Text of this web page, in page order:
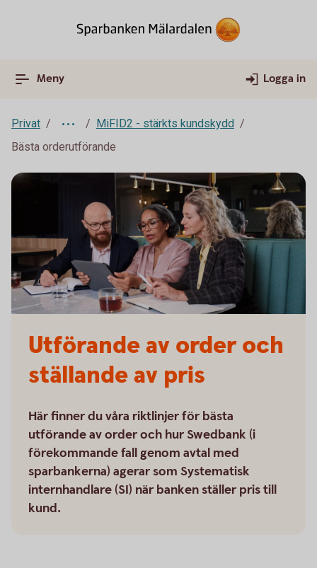
Meny Logga in
Privat
MiFID2 - stärkts kundskydd
Bästa orderutförande
Utförande av order och
ställande av pris
Här finner du våra riktlinjer för bästa
utförande av order och hur Swedbank (i
förekommande fall genom avtal med
sparbankerna) agerar som Systematisk
internhandlare (SI) när banken ställer pris till
kund.